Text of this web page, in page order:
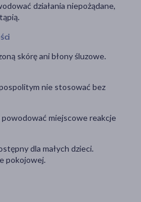
działania niepożądane,
skórę ani błony śluzowe.
nie stosować bez
powodować miejscowe reakcje
dla małych dzieci.
pokojowej.